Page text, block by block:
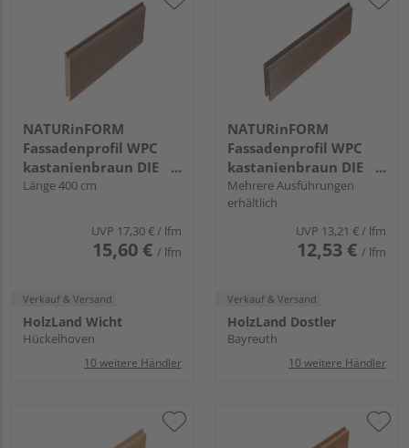
NATURinFORM
Fassadenprofil WPC
kastanienbraun DIE
GESTALTENDE -
Länge 400 cm
UVP 17,30 €/ lfm
15,60 € / lfm
Verkauf & Versand
HolzLand Wicht
Hückelhoven
10 weitere Händler
NATURinFORM
Fassadenprofil WPC
kastanienbraun DIE
GESTALTENDE
EXKLUSIV - 103x17mm
Mehrere Ausführungen
erhältlich
UVP 13,21 €/ lfm
12,53 € / lfm
Verkauf & Versand
HolzLand Dostler
Bayreuth
10 weitere Händler